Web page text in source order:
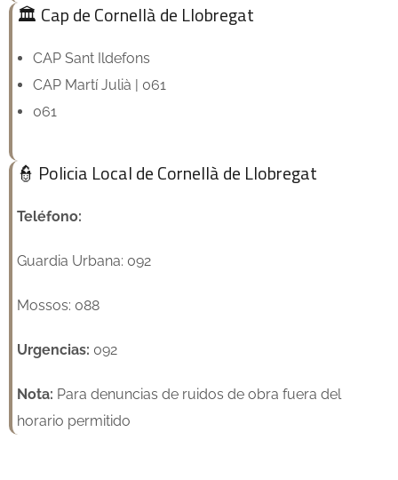
🏛️ Cap de Cornellà de Llobregat
CAP Sant Ildefons
CAP Martí Julià | 061
061
👮 Policia Local de Cornellà de Llobregat
Teléfono:
Guardia Urbana: 092
Mossos: 088
Urgencias: 092
Nota: Para denuncias de ruidos de obra fuera del
horario permitido